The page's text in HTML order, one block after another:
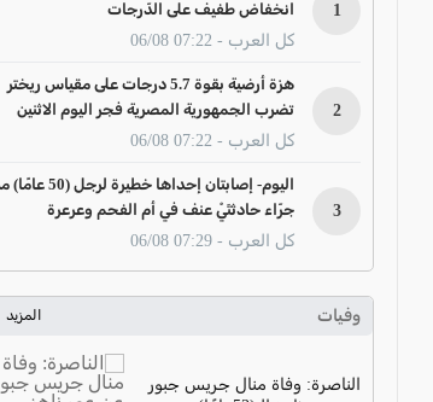
1
انخفاض طفيف على الدّرجات
كل العرب - 07:22 06/08
2
هزة أرضية بقوة 5.7 درجات على مقياس ريختر
تضرب الجمهورية المصرية فجر اليوم الاثنين
كل العرب - 07:22 06/08
3
اليوم- إصابتان إحداها خطيرة لرجل
جرّاء حادثتَيْ عنف في أم الفحم وعرعرة
كل العرب - 07:29 06/08
وفيات المزيد
الناصرة: وفاة منال جريس جبور